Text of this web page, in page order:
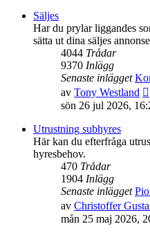
Säljes
Har du prylar liggandes
sätta ut dina säljes
4044 Trådar
9370 Inlägg
Senaste inlägget
av Tony Westland
sön 26 jul 2026,
Utrustning subhyres
Här kan du efterfråga
hyresbehov.
470 Trådar
1904 Inlägg
Senaste inlägget
av Christoffer
mån 25 maj 2026,